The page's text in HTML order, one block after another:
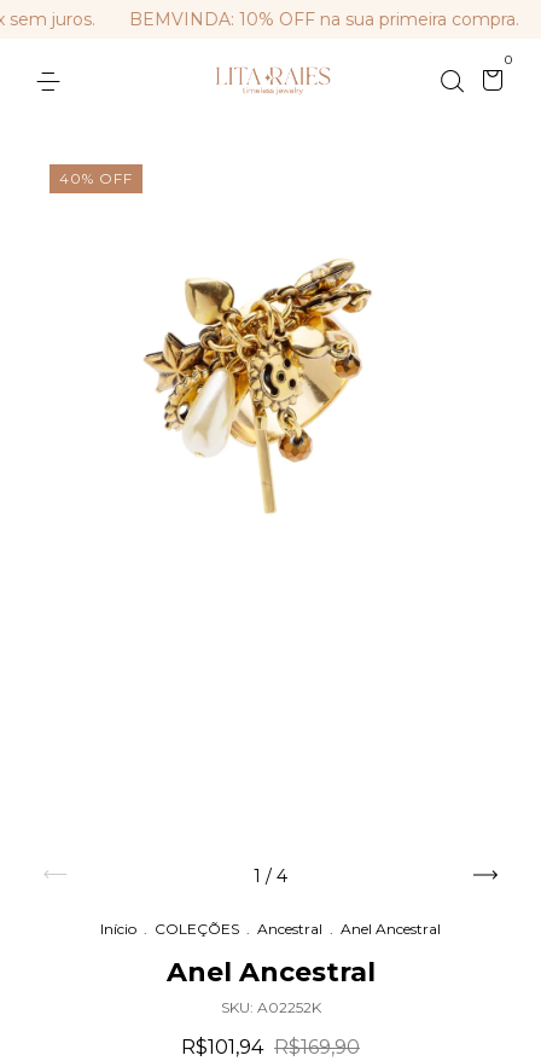
juros. BEMVINDA: 10% OFF na sua primeira compra.
0
40% OFF
1 / 4
Início . COLEÇÕES . Ancestral . Anel Ancestral
Anel Ancestral
SKU: A02252K
R$101,94 R$169,90